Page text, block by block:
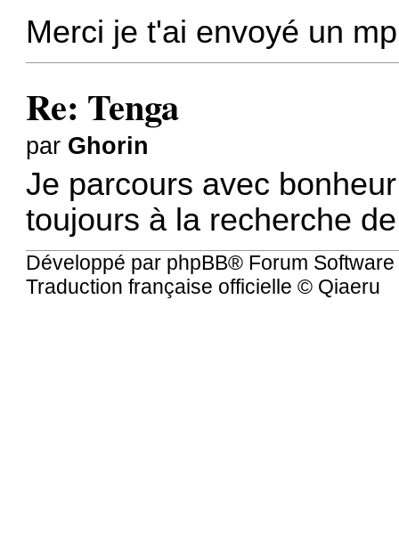
Merci je t'ai envoyé un
Re: Tenga
par Ghorin
Je parcours avec
toujours à la recherche
Développé par phpBB® Forum
Traduction française officielle © Qiaeru